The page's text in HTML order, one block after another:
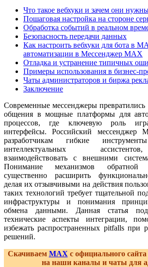
Что такое вебхуки и зачем они
Пошаговая настройка на стороне
Обработка событий в реальном
Безопасность передачи данных
Как настроить вебхуки для бота в
автоматизации в Мессенджер MAX
Отладка и устранение типичных
Примеры использования в бизнес-
Чаты администраторов и биржа
Заключение
Современные мессенджеры превратились
общения в мощные платформы для
процессов, где ключевую роль
интерфейсы. Российский мессенджер
разработчикам гибкие
интеллектуальных
взаимодействовать с внешними
Понимание механизмов обратной
существенно расширить
делая их отзывчивыми на действия
таких технологий требует тщательной
инфраструктуры и понимания
обмена данными. Данная статья
технические аспекты интеграции,
избежать распространенных pitfalls при
решений.
Скачиваем MAX с официального
на наши каналы и чаты для